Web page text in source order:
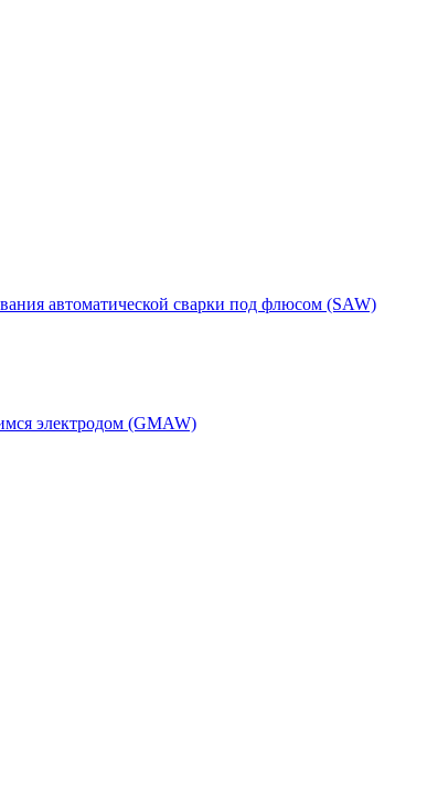
автоматической сварки под флюсом (SAW)
электродом (GMAW)